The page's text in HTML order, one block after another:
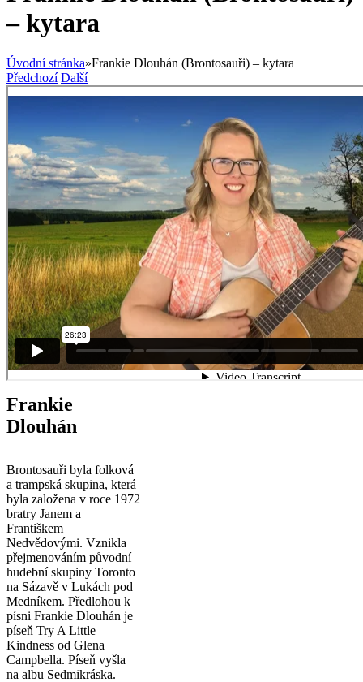
– kytara
Úvodní stránka»Frankie Dlouhán (Brontosauři) – kytara
Předchozí Další
Frankie
Dlouhán
Brontosauři byla folková
a trampská skupina, která
byla založena v roce 1972
bratry Janem a
Františkem
Nedvědovými. Vznikla
přejmenováním původní
hudební skupiny Toronto
na Sázavě v Lukách pod
Medníkem. Předlohou k
písni Frankie Dlouhán je
píseň Try A Little
Kindness od Glena
Campbella. Píseň vyšla
na albu Sedmikráska.